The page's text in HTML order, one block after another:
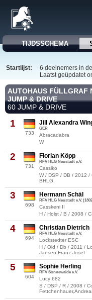
TIJDSSCHEMA
Startlijst:
6 deelnemers in
Laatst geüpdatet
AUTOHAUS FÜLLGRAF
JUMP & DRIVE
60 JUMP & DRIVE
1
733
Jill Alexandra
GER
Abracadabra
W
2
731
Florian Köpp
RFV HLG Neustadt e.V.
Cassiko
W / DSP / DB / 2012 /
BHLG,
3
698
Hermann Schäl
RFV HLG Neustadt e.V.
Casskeni II
H / Holst / B / 2008 /
4
694
Christian Dietrich
RFV HLG Neustadt e.V.
Lockstedter ESC
H / Old / Db / 2011 /
Jansen,Franz-Josef
5
604
Sophie Herling
RFV Sonnewalde e.V.
Lucy 682
S / DSP / R / 2008 /